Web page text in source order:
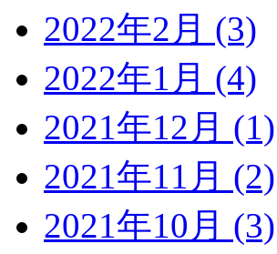
2022年2月 (3)
2022年1月 (4)
2021年12月 (1)
2021年11月 (2)
2021年10月 (3)